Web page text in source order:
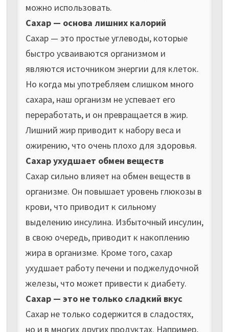
можно использовать.
Сахар — основа лишних калорий
Сахар — это простые углеводы, которые
быстро усваиваются организмом и
являются источником энергии для клеток.
Но когда мы употребляем слишком много
сахара, наш организм не успевает его
переработать, и он превращается в жир.
Лишний жир приводит к набору веса и
ожирению, что очень плохо для здоровья.
Сахар ухудшает обмен веществ
Сахар сильно влияет на обмен веществ в
организме. Он повышает уровень глюкозы в
крови, что приводит к сильному
выделению инсулина. Избыточный инсулин,
в свою очередь, приводит к накоплению
жира в организме. Кроме того, сахар
ухудшает работу печени и поджелудочной
железы, что может привести к диабету.
Сахар — это не только сладкий вкус
Сахар не только содержится в сладостях,
но и в многих других продуктах. Например,